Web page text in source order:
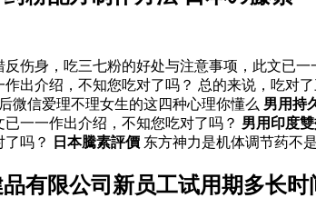
伤身，吃三七粉的好处与注意事项，此文已
出介绍，不知您吃对了吗？ 总的来说，吃对
微信爱理不理女生的这四种心理你懂么 男用持
一一作出介绍，不知您吃对了吗？ 男用印度
吗？
日本騰素評價 东方神力是机体调节药不
有限公司新员工试用期多长时